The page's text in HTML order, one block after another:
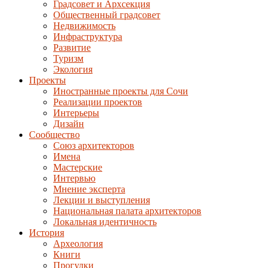
Градсовет и Архсекция
Общественный градсовет
Недвижимость
Инфраструктура
Развитие
Туризм
Экология
Проекты
Иностранные проекты для Сочи
Реализации проектов
Интерьеры
Дизайн
Сообщество
Союз архитекторов
Имена
Мастерские
Интервью
Мнение эксперта
Лекции и выступления
Национальная палата архитекторов
Локальная идентичность
История
Археология
Книги
Прогулки